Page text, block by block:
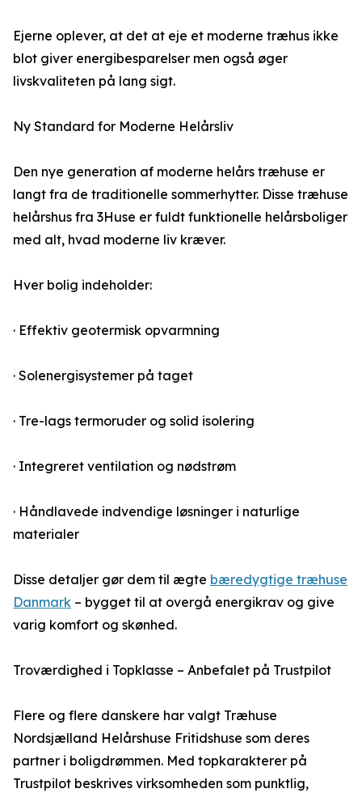
Ejerne oplever, at det at eje et moderne træhus ikke
blot giver energibesparelser men også øger
livskvaliteten på lang sigt.
Ny Standard for Moderne Helårsliv
Den nye generation af moderne helårs træhuse er
langt fra de traditionelle sommerhytter. Disse træhuse
helårshus fra 3Huse er fuldt funktionelle helårsboliger
med alt, hvad moderne liv kræver.
Hver bolig indeholder:
· Effektiv geotermisk opvarmning
· Solenergisystemer på taget
· Tre-lags termoruder og solid isolering
· Integreret ventilation og nødstrøm
· Håndlavede indvendige løsninger i naturlige
materialer
Disse detaljer gør dem til ægte bæredygtige træhuse
Danmark – bygget til at overgå energikrav og give
varig komfort og skønhed.
Troværdighed i Topklasse – Anbefalet på Trustpilot
Flere og flere danskere har valgt Træhuse
Nordsjælland Helårshuse Fritidshuse som deres
partner i boligdrømmen. Med topkarakterer på
Trustpilot beskrives virksomheden som punktlig,